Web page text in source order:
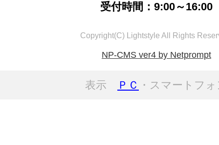
受付時間：9:00～16:00
Copyright(C) Lightstyle All Rights
NP-CMS ver4 by Netprompt
表示 ＰＣ ・スマートフ